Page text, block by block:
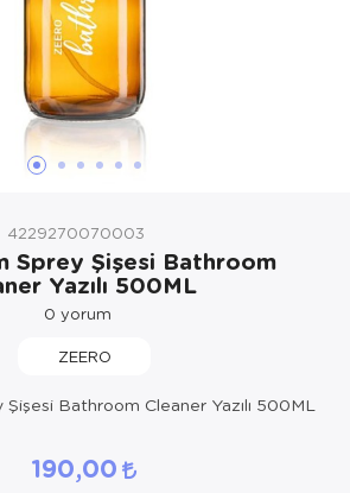
4229270070003
Sprey Şişesi Bathroom
Yazılı 500ML
0 yorum
ZEERO
Bathroom Cleaner Yazılı 500ML
190,00